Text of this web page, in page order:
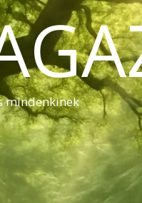
mindenkinek